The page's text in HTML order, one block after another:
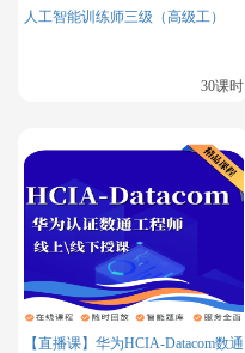
术、智能体开发和工作流设计
调试试指令没反馈
处理长对话需要写代码
监控维护难
模型优化效率低
人工智能训练师三级（高级工）
30课时
【直播课】华为HCIA-Datacom数通